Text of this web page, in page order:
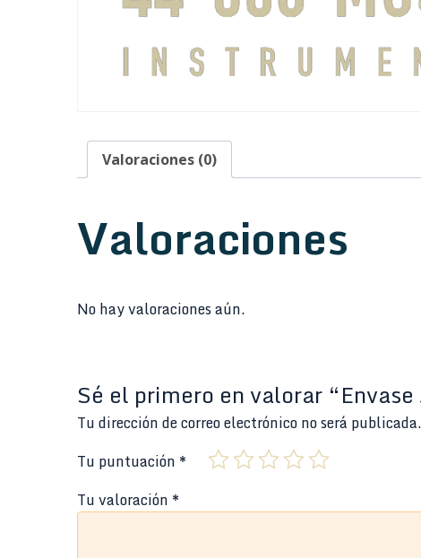
Valoraciones (0)
Valoraciones
No hay valoraciones aún.
Sé el primero en valorar
Tu dirección de correo electrónico no será publicada.
Tu puntuación *
Tu valoración *